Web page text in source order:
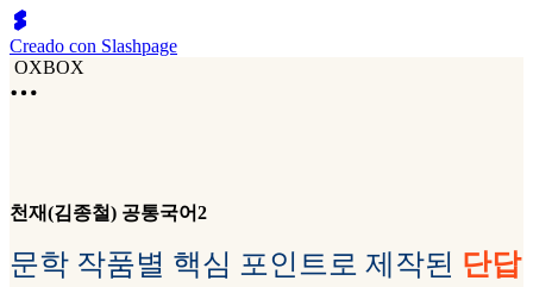
Creado con Slashpage
OXBOX
천재(김종철) 공통국어2
문학 작품별 핵심 포인트로 제작된 단답